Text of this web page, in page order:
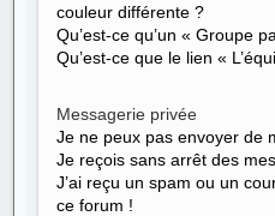
couleur différente ?
Qu’est-ce qu’un « Groupe
Qu’est-ce que le lien «
Messagerie privée
Je ne peux pas envoyer de
Je reçois sans arrêt des
J’ai reçu un spam ou un
ce forum !